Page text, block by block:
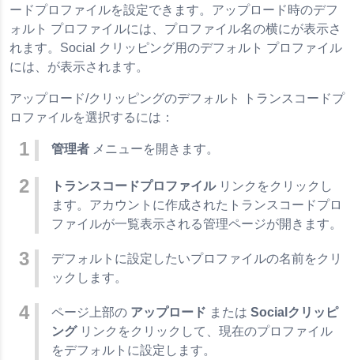
ードプロファイルを設定できます。アップロード時のデフ
ォルト プロファイルには、プロファイル名の横にが表示さ
れます。Social クリッピング用のデフォルト プロファイル
には、が表示されます。
アップロード/クリッピングのデフォルト トランスコードプ
ロファイルを選択するには：
管理者 メニューを開きます。
トランスコードプロファイルリンクをクリックし
ます。アカウントに作成されたトランスコードプロ
ファイルが一覧表示される管理ページが開きます。
デフォルトに設定したいプロファイルの名前をクリ
ックします。
ページ上部の アップロード または Socialクリッピ
ングリンクをクリックして、現在のプロファイル
をデフォルトに設定します。